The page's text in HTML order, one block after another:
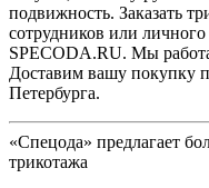
подвижность. Заказать
сотрудников или
SPECODA.RU. Мы
Доставим вашу покупку
Петербурга.
«Спецода» предлагает
трикотажа